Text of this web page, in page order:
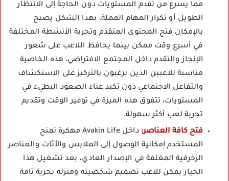
مما يسرع من تقدم المستويات دون الحاجة إلى الانتظار
الطويل أو تكرار المهام المملة، بهذا الشكل يصبح
بالإمكان فتح المحتوى المتقدم وتجربة الأنشطة المختلفة
في أسرع وقت ممكن بينما يحافظ اللاعب على شعور
الإنجاز والتقدم داخل المجتمع الافتراضي، هذه الخاصية
مناسبة للاعبين الذين يرغبون بالتركيز على الاستكشاف
والتفاعل الاجتماعي دون تكبد عناء الصعود البطيء في
المستويات، تتفوق هذه الميزة في توفير الوقت وتقديم
تجربة لعب أكثر سهولة.
فتح كافة العناصر:
داخل Avakin Life مهكرة تمنح
المستخدم إمكانية الوصول إلى الملابس والأثاث والعناصر
الزخرفية المغلقة في الإصدار العادي، بعد تشغيل هذا
الخيار يمكن للاعب تصميم شخصيته ومنزله بحرية تامة